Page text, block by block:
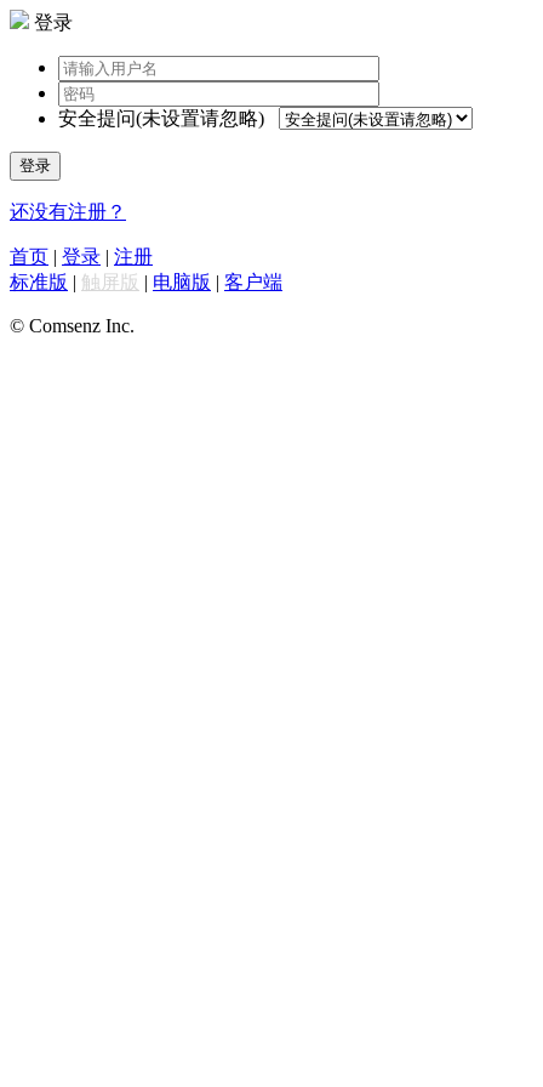
登录
安全提问(未设置请忽略)
登录
还没有注册？
首页 | 登录 | 注册
标准版 | 触屏版 | 电脑版 | 客户端
© Comsenz Inc.